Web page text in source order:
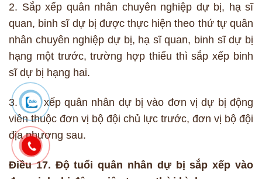
2. Sắp xếp quân nhân chuyên nghiệp dự bị, hạ sĩ
quan, binh sĩ dự bị được thực hiện theo thứ tự quân
nhân chuyên nghiệp dự bị, hạ sĩ quan, binh sĩ dự bị
hạng một trước, trường hợp thiếu thì sắp xếp binh
sĩ dự bị hạng hai.
3. Sắp xếp quân nhân dự bị vào đơn vị dự bị động
viên thuộc đơn vị bộ đội chủ lực trước, đơn vị bộ đội
địa phương sau.
Điều 17. Độ tuổi quân nhân dự bị sắp xếp vào